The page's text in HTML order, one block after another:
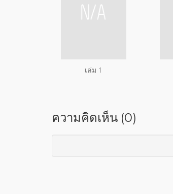
เล่ม 1
ความคิดเห็น (0)